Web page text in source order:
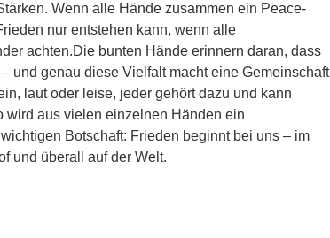
Wenn alle Hände zusammen ein Peace-
nur entstehen kann, wenn alle
achten.Die bunten Hände erinnern daran, dass
und genau diese Vielfalt macht eine Gemeinschaft
laut oder leise, jeder gehört dazu und kann
wird aus vielen einzelnen Händen ein
Botschaft: Frieden beginnt bei uns – im
und überall auf der Welt.